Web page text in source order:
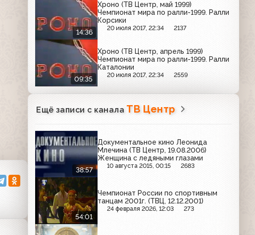
14:36
Хроно (ТВ Центр, май 1999)
Чемпионат мира по ралли-1999. Ралли
Корсики
20 июля 2017, 22:34 2137
09:35
Хроно (ТВ Центр, апрель 1999)
Чемпионат мира по ралли-1999. Ралли
Каталонии
20 июля 2017, 22:34 2559
Ещё записи с канала ТВ Центр
38:57
Документальное кино Леонида
Млечина (ТВ Центр, 19.08.2006)
Женщина с ледяными глазами
10 августа 2015, 00:15 2683
54:01
Чемпионат России по спортивным
танцам 2001г. (ТВЦ, 12.12.2001)
24 февраля 2026, 12:03 273